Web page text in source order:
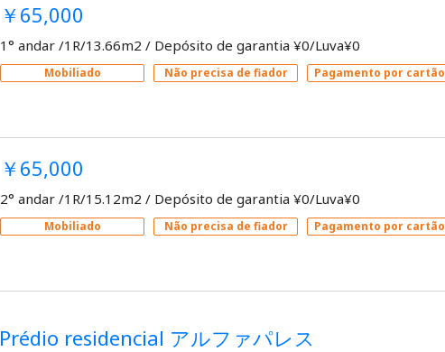
￥65,000
1° andar /1R/13.66m2 / Depósito de garantia ¥0/Luva¥0
Mobiliado Não precisa de fiador Pagamento por cartão
￥65,000
2° andar /1R/15.12m2 / Depósito de garantia ¥0/Luva¥0
Mobiliado Não precisa de fiador Pagamento por cartão
Prédio residencial アルファパレス